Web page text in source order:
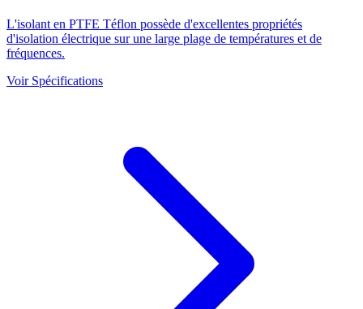
L'isolant en PTFE Téflon possède d'excellentes propriétés
d'isolation électrique sur une large plage de températures et de
fréquences.
Voir Spécifications